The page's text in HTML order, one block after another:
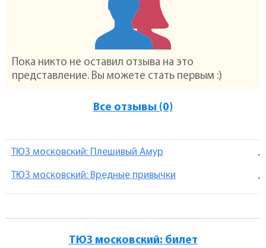
Пока никто не оставил отзыва на это
представление. Вы можете стать первым :)
Все отзывы (0)
ТЮЗ московский: Плешивый Амур .
ТЮЗ московский: Вредные привычки .
ТЮЗ московский: билет